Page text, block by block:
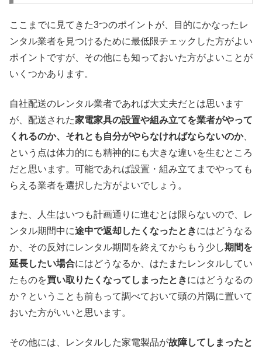
ここまでに見てきた3つのポイントが、目的にかなったレ
ンタル業者を見つけるために最低限チェックした方がよい
ポイントですが、その他にも知っておいた方がよいことが
いくつかあります。
自社配送のレンタル業者であれば大丈夫だとは思います
が、配送された家電家具の設置や組み立てを業者がやって
くれるのか、それとも自分がやらなければならないのか、
という点は体力的にも精神的にも大きな違いを生むところ
だと思います。可能であれば設置・組み立てまでやっても
らえる業者を選択した方がよいでしょう。
また、人生はいつも計画通りに進むとは限らないので、レ
ンタル期間中に途中で返却したくなったときにはどうなる
か、その反対にレンタル期間を終えてからもう少し期間を
延長したい場合にはどうなるか、はたまたレンタルしてい
たものを買い取りたくなってしまったときにはどうなるの
か？ということも前もって調べておいて頭の片隅に置いて
おいた方がいいと思います。
その他には、レンタルした家電製品が故障してしまったと